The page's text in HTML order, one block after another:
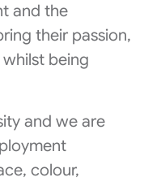
and the
their passion,
being
and we are
colour,